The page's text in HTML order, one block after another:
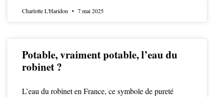
Charlotte L'Haridon 7 mai 2025
Potable, vraiment potable, l’eau du
robinet ?
L’eau du robinet en France, ce symbole de pureté